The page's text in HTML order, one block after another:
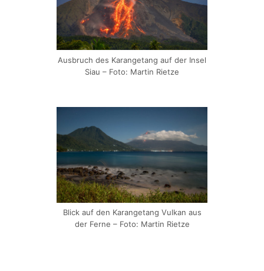
Ausbruch des Karangetang auf der Insel
Siau – Foto: Martin Rietze
Blick auf den Karangetang Vulkan aus
der Ferne – Foto: Martin Rietze